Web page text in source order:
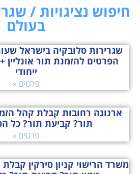
חיפוש נציגויות /
בעולם
שגרירות סלובקיה בישראל
הפרטים להזמנת תור אונליין
ייחודי
פרטים »
ארנונה רחובות קבלת קהל
תור? קביעת תור? כל
פרטים »
משרד הרישוי קניון סירקין